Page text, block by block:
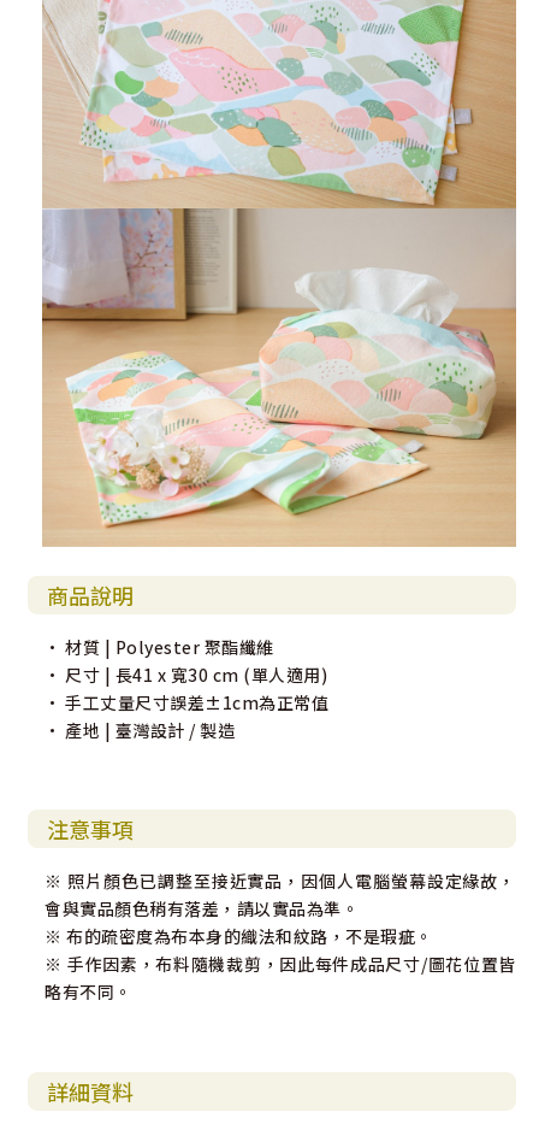
商品說明
• 材質 | Polyester 聚酯纖維
• 尺寸 | 長41 x 寬30 cm (單人適用)
• 手工丈量尺寸誤差±1cm為正常值
• 產地 | 臺灣設計 / 製造
注意事項
※ 照片顏色已調整至接近實品，因個人電腦螢幕設定緣故，
會與實品顏色稍有落差，請以實品為準。
※ 布的疏密度為布本身的織法和紋路，不是瑕疵。
※ 手作因素，布料隨機裁剪，因此每件成品尺寸/圖花位置皆
略有不同。
詳細資料